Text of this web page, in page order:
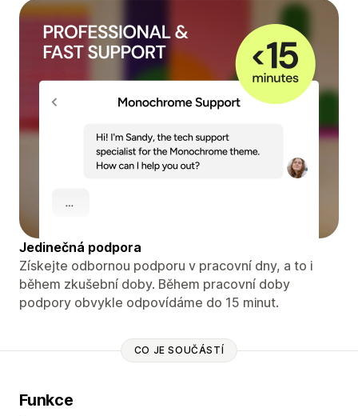
Jedinečná podpora
Získejte odbornou podporu v pracovní dny, a to i
během zkušební doby. Během pracovní doby
podpory obvykle odpovídáme do 15 minut.
CO JE SOUČÁSTÍ
Funkce